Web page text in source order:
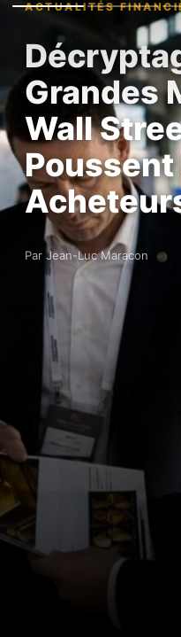
ACTUALITÉS
Grandes
Wall
Poussent
Par Jean-Luc Maracon